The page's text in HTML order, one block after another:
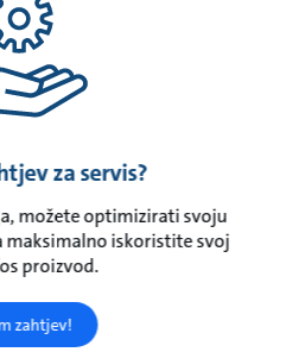
za servis?
možete optimizirati svoju
maksimalno iskoristite svoj
proizvod.
zahtjev!